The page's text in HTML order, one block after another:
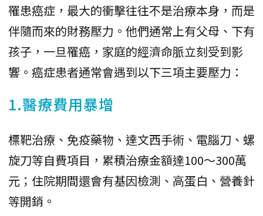
罹患癌症，最大的衝擊往往不是治療本身，而是
伴隨而來的財務壓力。他們通常上有父母、下有
孩子，一旦罹癌，家庭的經濟命脈立刻受到影
響。癌症患者通常會遇到以下三項主要壓力：
1.醫療費用暴增
標靶治療、免疫藥物、達文西手術、電腦刀、螺
旋刀等自費項目，累積治療金額達100～300萬
元；住院期間還會有基因檢測、高蛋白、營養針
等開銷。